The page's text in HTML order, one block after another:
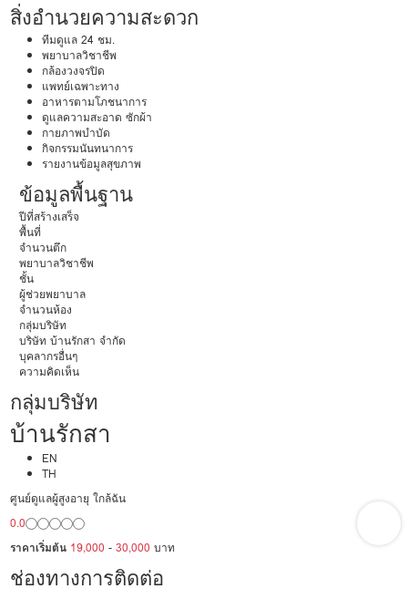
สิ่งอำนวยความสะดวก
ทีมดูแล 24 ชม.
พยาบาลวิชาชีพ
กล้องวงจรปิด
แพทย์เฉพาะทาง
อาหารตามโภชนาการ
ดูแลความสะอาด ซักผ้า
กายภาพบำบัด
กิจกรรมนันทนาการ
รายงานข้อมูลสุขภาพ
ข้อมูลพื้นฐาน
ปีที่สร้างเสร็จ
พื้นที่
จำนวนตึก
พยาบาลวิชาชีพ
ชั้น
ผู้ช่วยพยาบาล
จำนวนห้อง
กลุ่มบริษัท
บริษัท บ้านรักสา จำกัด
บุคลากรอื่นๆ
ความคิดเห็น
กลุ่มบริษัท
บ้านรักสา
EN
TH
ศูนย์ดูแลผู้สูงอายุ ใกล้ฉัน
0.0
ราคาเริ่มต้น 19,000 -30,000 บาท
ช่องทางการติดต่อ